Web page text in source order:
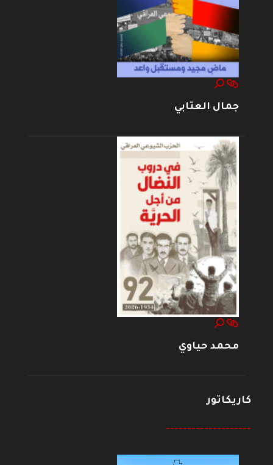
جمال العتابي
محمد حياوي
كاريكاتور
--------------------